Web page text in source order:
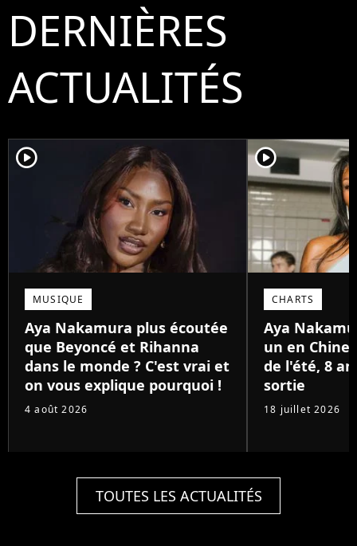
DERNIÈRES
ACTUALITÉS
player2
MUSIQUE
Aya Nakamura plus écoutée
que Beyoncé et Rihanna
dans le monde ? C'est vrai et
on vous explique pourquoi !
4 août 2026
player2
CHARTS
Aya
un en Chine
de l'été, 8
sortie
18 juillet 2026
TOUTES LES ACTUALITÉS